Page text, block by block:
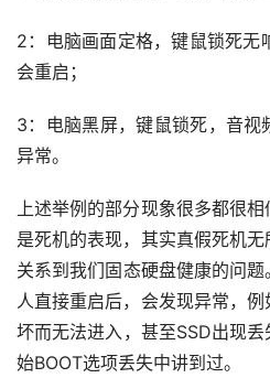
2：电脑画面定格，键鼠锁死无
会重启；
3：电脑黑屏，键鼠锁死，音
异常。
上述举例的部分现象很多都很
是死机的表现，其实真假死机
关系到我们固态硬盘健康的问
人直接重启后，会发现异常，
坏而无法进入，甚至SSD出现
始BOOT选项丢失中讲到过。